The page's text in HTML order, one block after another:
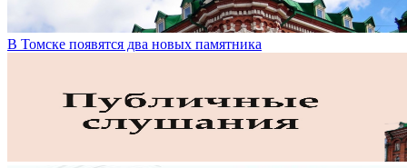
В Томске появятся два новых памятника